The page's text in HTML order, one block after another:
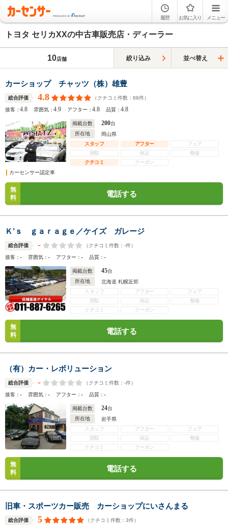
履歴 お気に入り メニュー
トヨタ セリカXXの中古車販売店・ディーラー
10店舗 絞り込み 並べ替え
カーショップ チャッツ（株）雄豊
総合評価 4.8 （クチコミ件数： 88件）
接客：4.8 雰囲気：4.9 アフター：4.8 品質：4.8
掲載台数 200台
所在地
岡山県
スタッフ
アフター
フェア
買取
保証
整備
クチコミ
クーポン
カーセンサー認定車
無
料
電話する
Ｋ’ｓ ｇａｒａｇｅ／ケイズ ガレージ
総合評価 - （クチコミ件数： -件）
接客：- 雰囲気：- アフター：- 品質：-
掲載台数 45台
所在地
北海道 札幌近郊
スタッフ
アフター
フェア
買取
保証
整備
クチコミ
クーポン
無
料
電話する
（有）カー・レボリューション
総合評価 - （クチコミ件数： -件）
接客：- 雰囲気：- アフター：- 品質：-
掲載台数 24台
所在地
岩手県
スタッフ
アフター
フェア
買取
保証
整備
クチコミ
クーポン
無
料
電話する
旧車・スポーツカー販売 カーショップにいさんまる
総合評価 5 （クチコミ件数： 3件）